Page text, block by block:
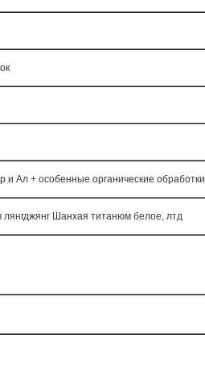
и Ал + особенные органические обработки
лянгджянг Шанхая титанюм белое, лтд